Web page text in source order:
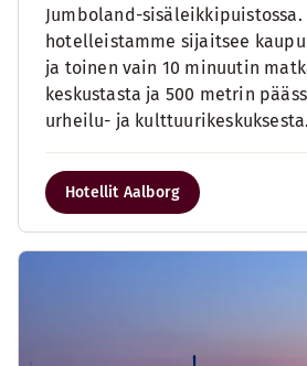
Jumboland-sisäleikkipuistossa.
hotelleistamme sijaitsee
ja toinen vain 10 minuutin
keskustasta ja 500 metrin
urheilu- ja kulttuurikeskuksesta.
Hotellit Aalborg